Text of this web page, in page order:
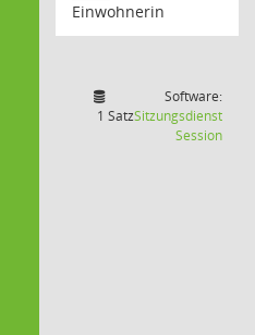
Einwohnerin
1 Satz
Software:
Sitzungsdienst
Session